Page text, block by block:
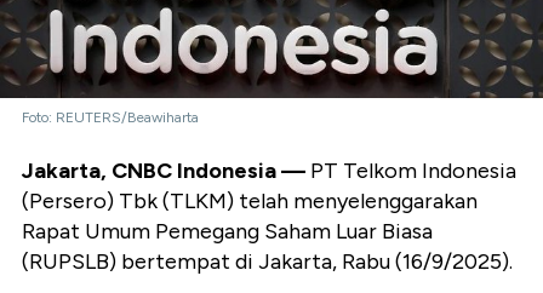
Foto: REUTERS/Beawiharta
Jakarta, CNBC Indonesia — PT Telkom Indonesia
(Persero) Tbk (TLKM) telah menyelenggarakan
Rapat Umum Pemegang Saham Luar Biasa
(RUPSLB) bertempat di Jakarta, Rabu (16/9/2025).